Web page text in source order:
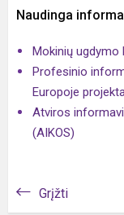
Naudinga
Mokinių
Profesinio
Europoje
Atviros
(AIKOS)
Grįžti